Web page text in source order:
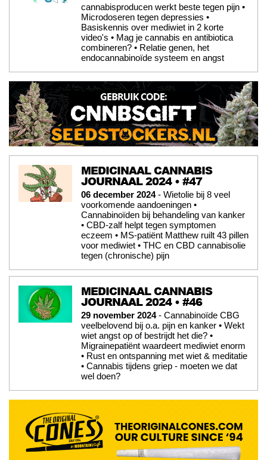
cannabisproducen werkt beste tegen pijn •
Microdoseren tegen depressies •
Basiskennis over mediwiet in 2 korte
video's • Mag je cannabis en antibiotica
combineren? • Relatie genen, het
endocannabinoïde systeem en angst
MEDICINAAL CANNABIS
JOURNAAL 2024 • #47
06 december 2024- Wietolie bij 8 veel
voorkomende aandoeningen •
Cannabinoïden bij behandeling van kanker
• CBD-zalf helpt tegen symptomen
eczeem • MS-patiënt Matthew ruilt 43 pillen
voor mediwiet • THC en CBD cannabisolie
tegen (chronische) pijn
MEDICINAAL CANNABIS
JOURNAAL 2024 • #46
29 november 2024- Cannabinoïde CBG
veelbelovend bij o.a. pijn en kanker • Wekt
wiet angst op of bestrijdt het die? •
Migrainepatiënt waardeert mediwiet enorm
• Rust en ontspanning met wiet & meditatie
• Cannabis tijdens griep - moeten we dat
wel doen?